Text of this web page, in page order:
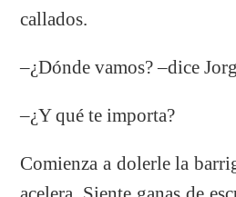
callados.
–¿Dónde vamos? –dice
–¿Y qué te importa?
Comienza a dolerle la